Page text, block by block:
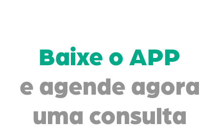
Baixe o APP
e agende agora
uma consulta